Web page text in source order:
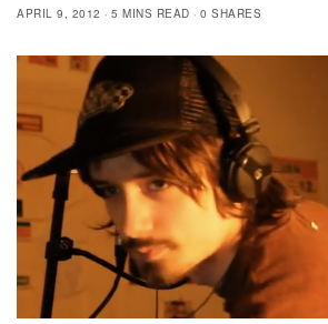
APRIL 9, 2012
5 MINS READ 0 SHARES